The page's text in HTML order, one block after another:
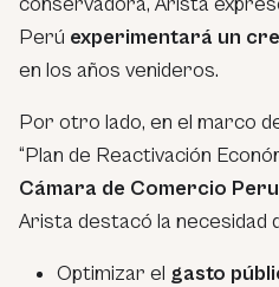
Perú experimentará un
en los años venideros.
Por otro lado, en el marco
“Plan de Reactivación
Cámara de Comercio
Arista destacó la necesidad
Optimizar el gasto